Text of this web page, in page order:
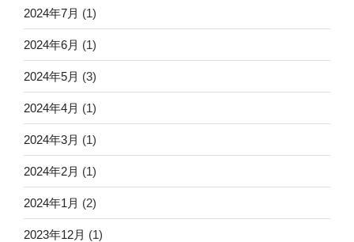
2024年7月 (1)
2024年6月 (1)
2024年5月 (3)
2024年4月 (1)
2024年3月 (1)
2024年2月 (1)
2024年1月 (2)
2023年12月 (1)